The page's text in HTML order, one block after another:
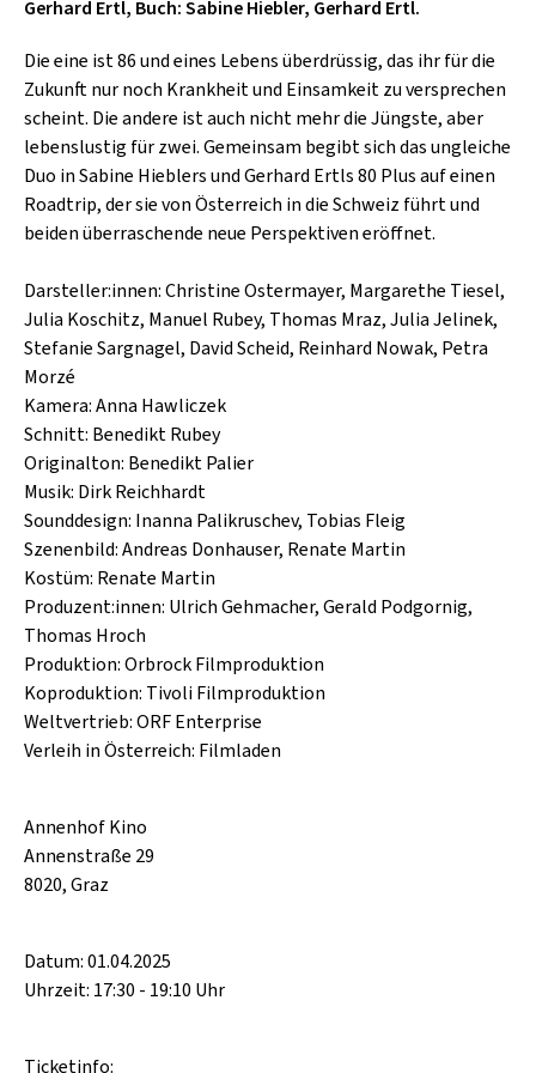
CAFÉ WOLF
POSTGARAGE
KUNSTGARTEN
KRISTALLWERK
GOLD & PECH THEATER
HARD & HEAVY
SINGER-SONGWRITER
VOLKSMUSIK
KULTURLAND STEIERMARK
Gerhard Ertl, Buch: Sabine Hiebler, Gerhard Ertl.
Die eine ist 86 und eines Lebens überdrüssig, das ihr für die
Zukunft nur noch Krankheit und Einsamkeit zu versprechen
scheint. Die andere ist auch nicht mehr die Jüngste, aber
lebenslustig für zwei. Gemeinsam begibt sich das ungleiche
Duo in Sabine Hieblers und Gerhard Ertls 80 Plus auf einen
Roadtrip, der sie von Österreich in die Schweiz führt und
beiden überraschende neue Perspektiven eröffnet.
Darsteller:innen: Christine Ostermayer, Margarethe Tiesel,
Julia Koschitz, Manuel Rubey, Thomas Mraz, Julia Jelinek,
Stefanie Sargnagel, David Scheid, Reinhard Nowak, Petra
Morzé
Kamera: Anna Hawliczek
Schnitt: Benedikt Rubey
Originalton: Benedikt Palier
Musik: Dirk Reichhardt
Sounddesign: Inanna Palikruschev, Tobias Fleig
Szenenbild: Andreas Donhauser, Renate Martin
Kostüm: Renate Martin
Produzent:innen: Ulrich Gehmacher, Gerald Podgornig,
Thomas Hroch
Produktion: Orbrock Filmproduktion
Koproduktion: Tivoli Filmproduktion
Weltvertrieb: ORF Enterprise
Verleih in Österreich: Filmladen
Annenhof Kino
Annenstraße 29
8020, Graz
Datum: 01.04.2025
Uhrzeit: 17:30 - 19:10 Uhr
Ticketinfo: